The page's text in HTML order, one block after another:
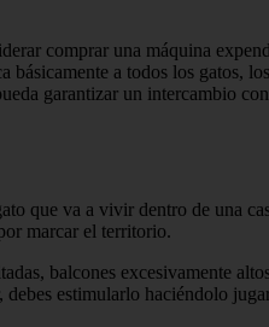
comprar una máquina
básicamente a todos los gatos,
garantizar un intercambio
que va a vivir dentro de una
marcar el territorio.
balcones excesivamente
estimularlo haciéndolo